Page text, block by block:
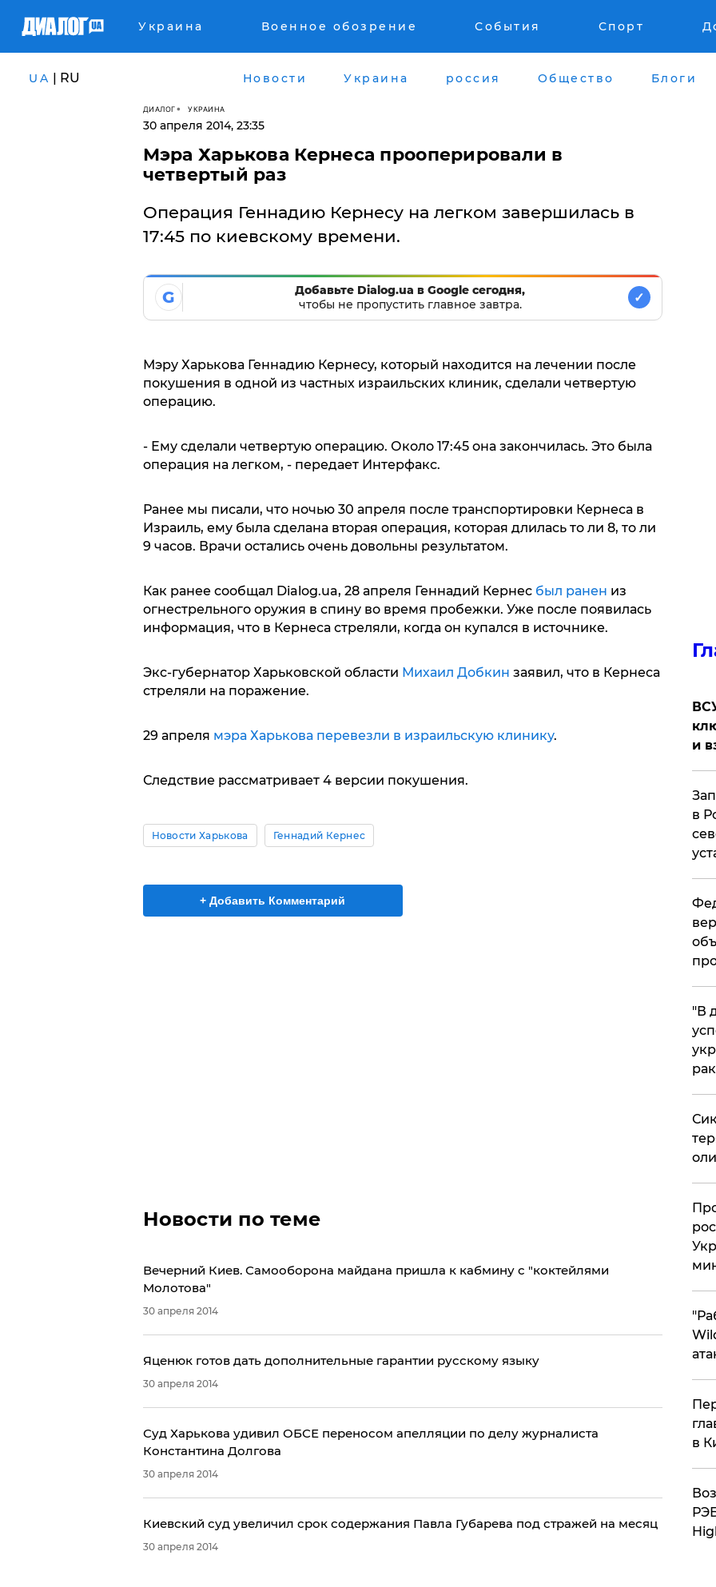
Украина Военное обозрение События Спорт
UA | RU Новости Украина россия Общество Блоги
ДИАЛОГ УКРАИНА
30 апреля 2014, 23:35
Мэра Харькова Кернеса прооперировали в
четвертый раз
Операция Геннадию Кернесу на легком завершилась в
17:45 по киевскому времени.
G
Добавьте Dialog.ua в Google сегодня,
чтобы не пропустить главное завтра.
✓
Мэру Харькова Геннадию Кернесу, который находится на лечении после
покушения в одной из частных израильских клиник, сделали четвертую
операцию.
- Ему сделали четвертую операцию. Около 17:45 она закончилась. Это была
операция на легком, - передает Интерфакс.
Ранее мы писали, что ночью 30 апреля после транспортировки Кернеса в
Израиль, ему была сделана вторая операция, которая длилась то ли 8, то ли
9 часов. Врачи остались очень довольны результатом.
Как ранее сообщал Dialog.ua, 28 апреля Геннадий Кернес был ранен из
огнестрельного оружия в спину во время пробежки. Уже после появилась
информация, что в Кернеса стреляли, когда он купался в источнике.
Экс-губернатор Харьковской области Михаил Добкин заявил, что в Кернеса
стреляли на поражение.
29 апреля мэра Харькова перевезли в израильскую клинику.
Следствие рассматривает 4 версии покушения.
Новости Харькова Геннадий Кернес
+ Добавить Комментарий
Новости по теме
Вечерний Киев. Самооборона майдана пришла к кабмину с "коктейлями
Молотова"
30 апреля 2014
​Яценюк готов дать дополнительные гарантии русскому языку
30 апреля 2014
Суд Харькова удивил ОБСЕ переносом апелляции по делу журналиста
Константина Долгова
30 апреля 2014
Киевский суд увеличил срок содержания Павла Губарева под стражей на месяц
30 апреля 2014
и
в
​"В
в